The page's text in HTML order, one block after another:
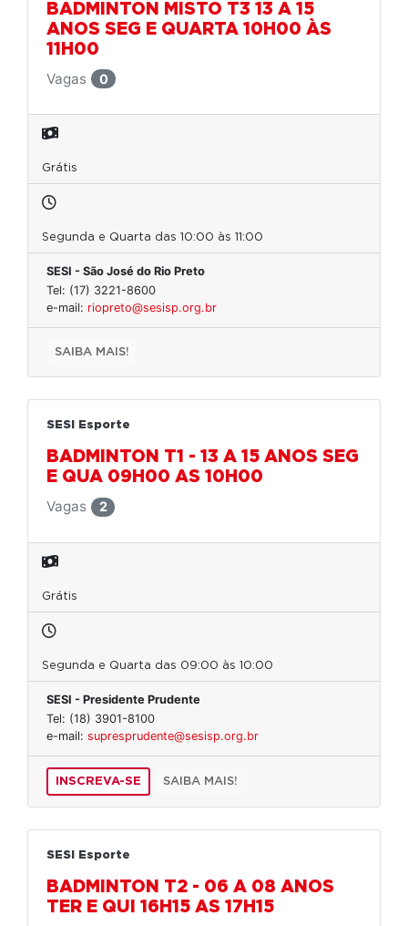
BADMINTON MISTO T3 13 A 15
ANOS SEG E QUARTA 10H00 ÀS
11H00
Vagas
0
Grátis
Segunda e Quarta das 10:00 às 11:00
SESI - São José do Rio Preto
Tel: (17) 3221-8600
e-mail: riopreto@sesisp.org.br
SAIBA MAIS!
SESI Esporte
BADMINTON T1 - 13 A 15 ANOS SEG
E QUA 09H00 AS 10H00
Vagas
2
Grátis
Segunda e Quarta das 09:00 às 10:00
SESI - Presidente Prudente
Tel: (18) 3901-8100
e-mail: supresprudente@sesisp.org.br
INSCREVA-SE SAIBA MAIS!
SESI Esporte
BADMINTON T2 - 06 A 08 ANOS
TER E QUI 16H15 AS 17H15